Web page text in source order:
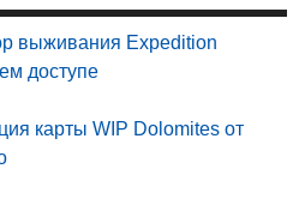
выживания Expedition
доступе
карты WIP Dolomites от